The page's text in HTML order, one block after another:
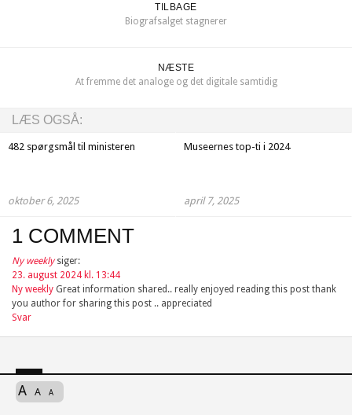
TILBAGE
Biografsalget stagnerer
NÆSTE
At fremme det analoge og det digitale samtidig
LÆS OGSÅ:
482 spørgsmål til ministeren
oktober 6, 2025
Museernes top-ti i 2024
april 7, 2025
1 COMMENT
Ny weekly siger:
23. august 2024 kl. 13:44
Ny weekly Great information shared.. really enjoyed reading this post thank
you author for sharing this post .. appreciated
Svar
A A A